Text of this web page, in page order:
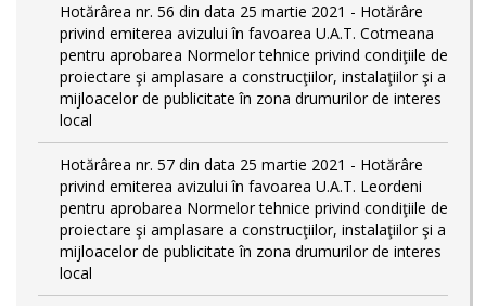
Hotărârea nr. 56 din data 25 martie 2021 - Hotărâre
privind emiterea avizului în favoarea U.A.T. Cotmeana
pentru aprobarea Normelor tehnice privind condiţiile de
proiectare şi amplasare a construcţiilor, instalaţiilor şi a
mijloacelor de publicitate în zona drumurilor de interes
local
Hotărârea nr. 57 din data 25 martie 2021 - Hotărâre
privind emiterea avizului în favoarea U.A.T. Leordeni
pentru aprobarea Normelor tehnice privind condiţiile de
proiectare şi amplasare a construcţiilor, instalaţiilor şi a
mijloacelor de publicitate în zona drumurilor de interes
local